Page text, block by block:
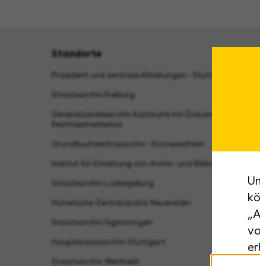
Standorte
Präsident und zentrale Abteilungen - Stuttgart
Staatsarchiv Freiburg
Generallandesarchiv Karlsruhe mit
Rechtsextremismus
Grundbuchzentralarchiv - Kornwestheim
Institut für Erhaltung von Archiv- und Bibliotheksgut -
Staatsarchiv Ludwigsburg
Hohenlohe-Zentralarchiv Neuenstein
Staatsarchiv Sigmaringen
Hauptstaatsarchiv Stuttgart
Staatsarchiv Wertheim